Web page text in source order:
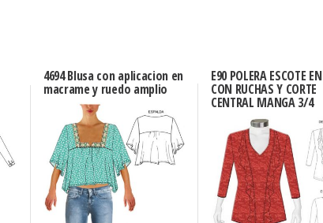
4694 Blusa con aplicacion en
macrame y ruedo amplio
E90 POLERA ESCOTE
CON RUCHAS Y CORTE
CENTRAL MANGA 3/4